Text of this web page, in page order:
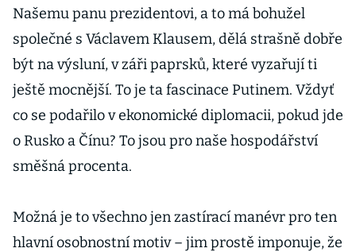
Našemu panu prezidentovi, a to má bohužel
společné s Václavem Klausem, dělá strašně dobře
být na výsluní, v záři paprsků, které vyzařují ti
ještě mocnější. To je ta fascinace Putinem. Vždyť
co se podařilo v ekonomické diplomacii, pokud jde
o Rusko a Čínu? To jsou pro naše hospodářství
směšná procenta.
Možná je to všechno jen zastírací manévr pro ten
hlavní osobnostní motiv – jim prostě imponuje, že